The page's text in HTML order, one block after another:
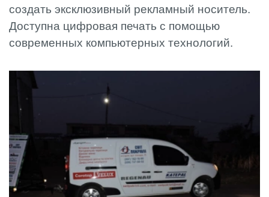
создать эксклюзивный рекламный носитель.
Доступна цифровая печать с помощью
современных компьютерных технологий.